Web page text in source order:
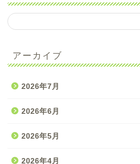
アーカイブ
2026年7月
2026年6月
2026年5月
2026年4月